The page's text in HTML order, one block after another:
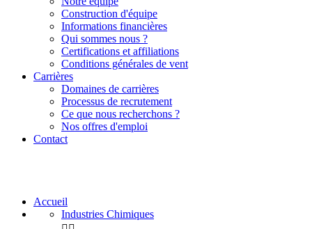
Construction d'équipe
Informations financières
Qui sommes nous ?
Certifications et affiliations
Conditions générales de vent
Carrières
Domaines de carrières
Processus de recrutement
Ce que nous recherchons ?
Nos offres d'emploi
Contact
Accueil
Industries Chimiques